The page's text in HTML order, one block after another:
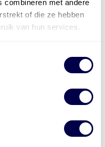
combineren met andere
of die ze hebben
van hun services.
accu’s